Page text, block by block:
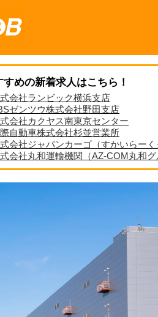
すめの新着求人はこちら！
会社ランビック横浜支店
ゼンツウ株式会社野田支店
会社カクヤス南東京センター
自動車株式会社杉並営業所
会社ジャパンカーゴ（すかいらー
会社丸和運輸機関（AZ-COM丸和